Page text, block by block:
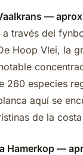
—
través del
Hoop Vlei, la
260 especies
aquí se
de la
Hamerkop —